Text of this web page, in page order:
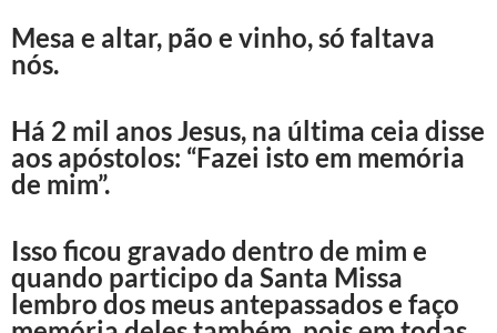
Mesa e altar, pão e vinho, só faltava
nós.
Há 2 mil anos Jesus, na última ceia disse
aos apóstolos: “Fazei isto em memória
de mim”.
Isso ficou gravado dentro de mim e
quando participo da Santa Missa
lembro dos meus antepassados e faço